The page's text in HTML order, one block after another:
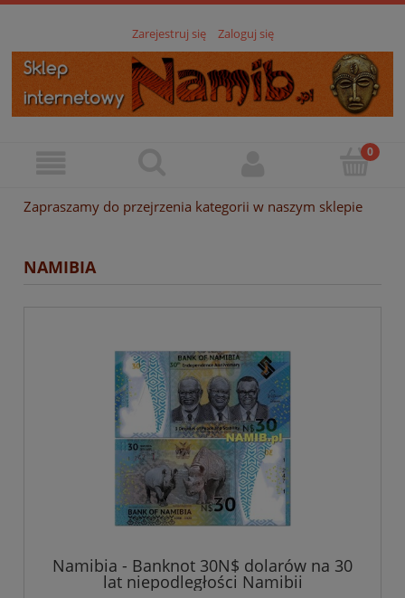
Zarejestruj się Zaloguj się
Zapraszamy do przejrzenia kategorii w naszym sklepie
NAMIBIA
Namibia - Banknot 30N$ dolarów na 30
lat niepodległości Namibii